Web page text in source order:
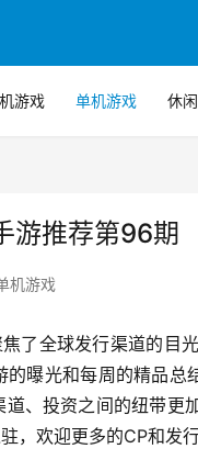
游戏 单机游戏 休
游推荐第96期
机游戏
了全球发行渠道的目
曝光和每周的精品
、投资之间的纽带
，欢迎更多的CP和发